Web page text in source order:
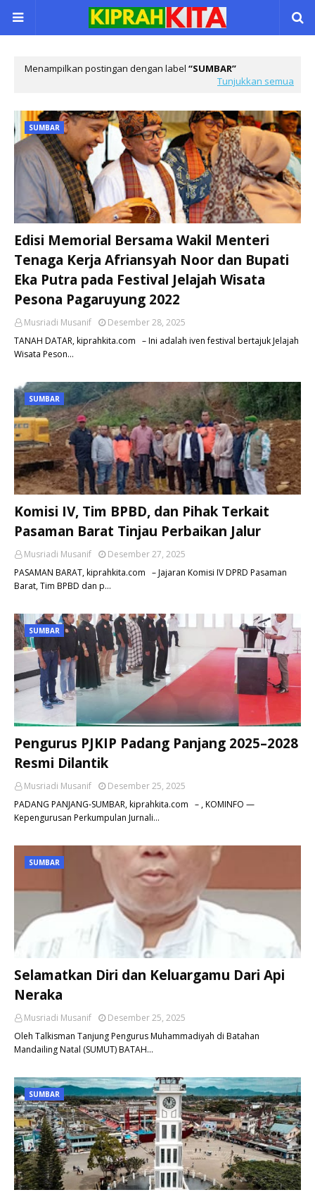
Menampilkan postingan dengan label
SUMBAR
Tunjukkan semua
SUMBAR
Edisi Memorial Bersama Wakil Menteri
Tenaga Kerja Afriansyah Noor dan Bupati
Eka Putra pada Festival Jelajah Wisata
Pesona Pagaruyung 2022
Musriadi Musanif
Desember 28, 2025
TANAH DATAR, kiprahkita.com – Ini adalah iven festival bertajuk Jelajah
Wisata Peson…
SUMBAR
Komisi IV, Tim BPBD, dan Pihak Terkait
Pasaman Barat Tinjau Perbaikan Jalur
Musriadi Musanif
Desember 27, 2025
PASAMAN BARAT, kiprahkita.com – Jajaran Komisi IV DPRD Pasaman
Barat, Tim BPBD dan p…
SUMBAR
Pengurus PJKIP Padang Panjang 2025–2028
Resmi Dilantik
Musriadi Musanif
Desember 25, 2025
PADANG PANJANG-SUMBAR, kiprahkita.com – , KOMINFO —
Kepengurusan Perkumpulan Jurnali…
SUMBAR
Selamatkan Diri dan Keluargamu Dari Api
Neraka
Musriadi Musanif
Desember 25, 2025
Oleh Talkisman Tanjung Pengurus Muhammadiyah di Batahan
Mandailing Natal (SUMUT) BATAH…
SUMBAR